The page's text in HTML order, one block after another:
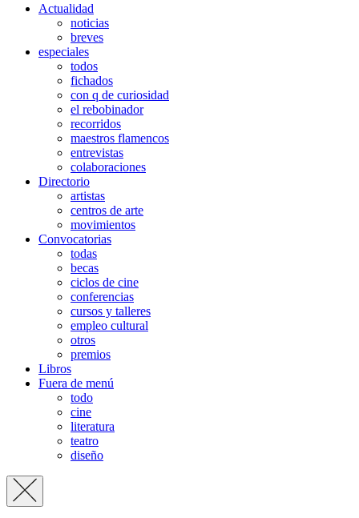
Actualidad
noticias
breves
especiales
todos
fichados
con q de curiosidad
el rebobinador
recorridos
maestros flamencos
entrevistas
colaboraciones
Directorio
artistas
centros de arte
movimientos
Convocatorias
todas
becas
ciclos de cine
conferencias
cursos y talleres
empleo cultural
otros
premios
Libros
Fuera de menú
todo
cine
literatura
teatro
diseño